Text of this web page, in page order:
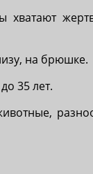
хватают
на брюшке.
35 лет.